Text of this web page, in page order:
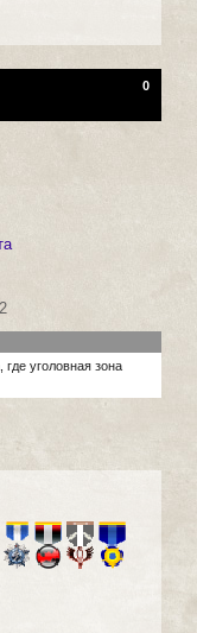
0
уголовная зона